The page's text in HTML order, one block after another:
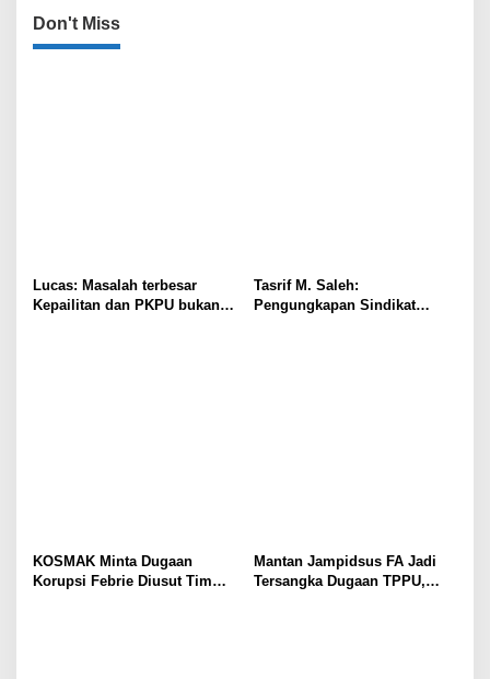
Don't Miss
Lucas: Masalah terbesar
Kepailitan dan PKPU bukan
Tasrif M. Saleh:
Pengungkapan Sindikat
KOSMAK Minta Dugaan
Korupsi Febrie Diusut Tim
Mantan Jampidsus FA Jadi
Tersangka Dugaan TPPU,